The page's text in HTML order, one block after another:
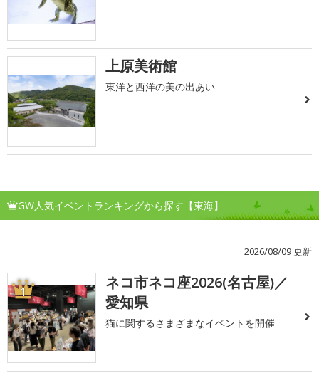
上原美術館
東洋と西洋の美の出あい
GW人気イベントランキングから探す【東海】
2026/08/09 更新
1
ネコ市ネコ座2026(名古屋)／
愛知県
猫に関するさまざまなイベントを開催